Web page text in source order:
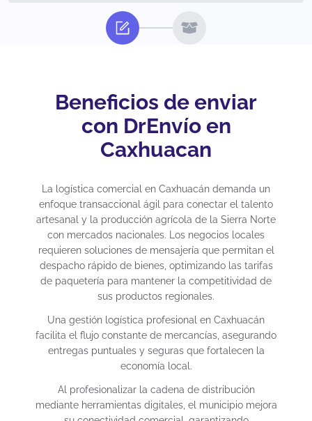
Beneficios de enviar
con DrEnvío en
Caxhuacan
La logística comercial en Caxhuacán demanda un
enfoque transaccional ágil para conectar el talento
artesanal y la producción agrícola de la Sierra Norte
con mercados nacionales. Los negocios locales
requieren soluciones de mensajería que permitan el
despacho rápido de bienes, optimizando las tarifas
de paquetería para mantener la competitividad de
sus productos regionales.
Una gestión logística profesional en Caxhuacán
facilita el flujo constante de mercancías, asegurando
entregas puntuales y seguras que fortalecen la
economía local.
Al profesionalizar la cadena de distribución
mediante herramientas digitales, el municipio mejora